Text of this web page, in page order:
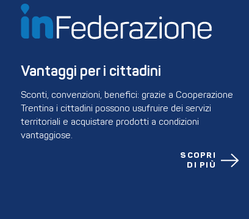
Vantaggi per i cittadini
Sconti, convenzioni, benefici: grazie a Cooperazione
Trentina i cittadini possono usufruire dei servizi
territoriali e acquistare prodotti a condizioni
vantaggiose.
SCOPRI
DI PIÙ